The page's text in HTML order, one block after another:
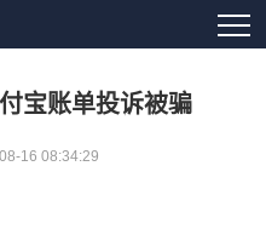
宝账单投诉被骗
16 08:34:29